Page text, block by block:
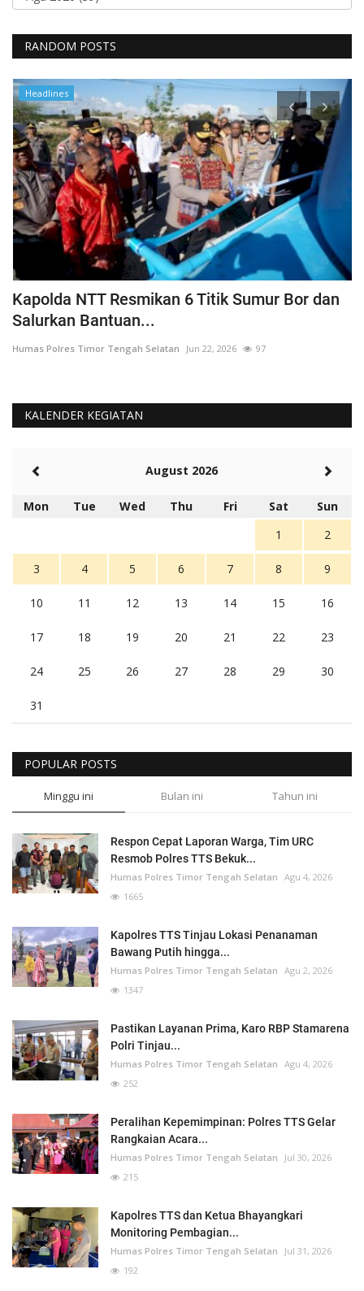
RANDOM POSTS
Headlines
Kapolda NTT Resmikan 6 Titik Sumur Bor dan
Salurkan Bantuan...
Humas Polres Timor Tengah Selatan Jun 22, 2026 97
KALENDER KEGIATAN
August 2026
Mon Tue Wed Thu Fri Sat
Sun
1
2
3 4 5 6 7 8 9
10 11 12 13 14 15 16
17 18 19 20 21 22 23
24 25 26 27 28 29 30
31
POPULAR POSTS
Minggu ini Bulan ini Tahun ini
Respon Cepat Laporan Warga, Tim URC
Resmob Polres TTS Bekuk...
Humas Polres Timor Tengah Selatan Agu 4, 2026
1665
Kapolres TTS Tinjau Lokasi Penanaman
Bawang Putih hingga...
Humas Polres Timor Tengah Selatan Agu 2, 2026
1347
Pastikan Layanan Prima, Karo RBP Stamarena
Polri Tinjau...
Humas Polres Timor Tengah Selatan Agu 4, 2026
252
Peralihan Kepemimpinan: Polres TTS Gelar
Rangkaian Acara...
Humas Polres Timor Tengah Selatan
Jul 30, 2026
215
Kapolres TTS dan Ketua Bhayangkari
Monitoring Pembagian...
Humas Polres Timor Tengah Selatan
Jul 31, 2026
192